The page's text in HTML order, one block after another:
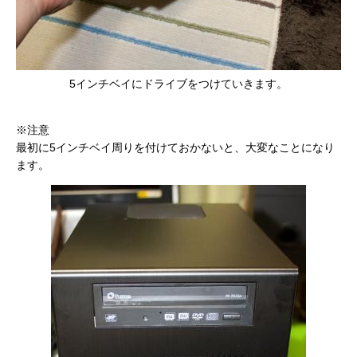
5インチベイにドライブをつけていきます。
※注意
最初に5インチベイ周りを付けておかないと、大変なことになり
ます。